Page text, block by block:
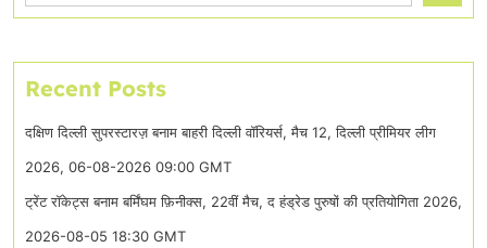
Recent Posts
दक्षिण दिल्ली सुपरस्टारज़ बनाम बाहरी दिल्ली वॉरियर्स, मैच 12, दिल्ली प्रीमियर लीग
2026, 06-08-2026 09:00 GMT
ट्रेंट रॉकेट्स बनाम बर्मिंघम फ़िनीक्स, 22वीं मैच, द हंड्रेड पुरुषों की प्रतियोगिता 2026,
2026-08-05 18:30 GMT